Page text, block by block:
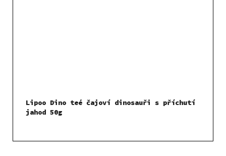
Lipoo Dino teé čajoví dinosauři s příchutí
jahod 50g